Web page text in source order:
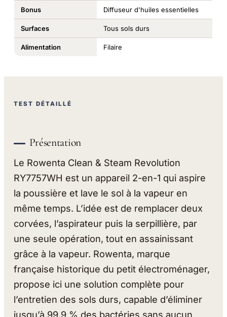
Bonus Diffuseur d'huiles essentielles
Surfaces Tous sols durs
Alimentation Filaire
TEST DÉTAILLÉ
Présentation
Le Rowenta Clean & Steam Revolution
RY7757WH est un appareil 2-en-1 qui aspire
la poussière et lave le sol à la vapeur en
même temps. L’idée est de remplacer deux
corvées, l’aspirateur puis la serpillière, par
une seule opération, tout en assainissant
grâce à la vapeur. Rowenta, marque
française historique du petit électroménager,
propose ici une solution complète pour
l’entretien des sols durs, capable d’éliminer
jusqu’à 99,9 % des bactéries sans aucun